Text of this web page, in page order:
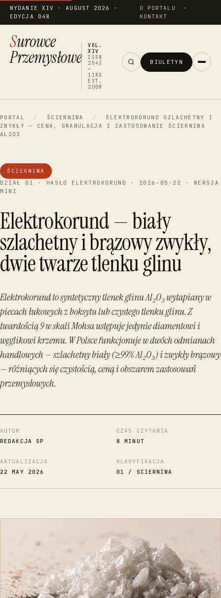
WYDANIE XIV · AUGUST 2026 ·
EDYCJA 048
O PORTALU
·
KONTAKT
Surowce
Przemysłowe
VOL.
XIV
ISSN
2543
—
118X
EST.
2008
BIULETYN
PORTAL / ŚCIERNIWA /
ELEKTROKORUND SZLACHETNY I
ZWYKŁY — CENA, GRANULACJA I ZASTOSOWANIE ŚCIERNIWA
AL2O3
ŚCIERNIWA
DZIAŁ 01 · HASŁO ELEKTROKORUND · 2026-05-22 · WERSJA
MINI
Elektrokorund — biały
szlachetny i brązowy zwykły,
dwie twarze tlenku glinu
Elektrokorund to syntetyczny tlenek glinu Al₂O₃ wytapiany w
piecach łukowych z boksytu lub czystego tlenku glinu. Z
twardością 9 w skali Mohsa ustępuje jedynie diamentowi i
węglikowi krzemu. W Polsce funkcjonuje w dwóch odmianach
handlowych — szlachetny biały (≥99% Al₂O₃) i zwykły brązowy
— różniących się czystością, ceną i obszarem zastosowań
przemysłowych.
AUTOR
REDAKCJA SP
CZAS CZYTANIA
8 MINUT
AKTUALIZACJA
22 MAY 2026
KLASYFIKACJA
01 / SCIERNIWA